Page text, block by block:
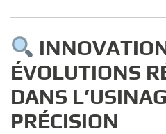
ÉVOLUTIONS
DANS
PRÉCISION